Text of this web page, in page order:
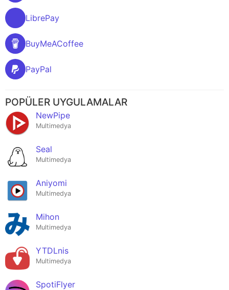
LibrePay
BuyMeACoffee
PayPal
POPÜLER UYGULAMALAR
NewPipe
Multimedya
Seal
Multimedya
Aniyomi
Multimedya
Mihon
Multimedya
YTDLnis
Multimedya
SpotiFlyer